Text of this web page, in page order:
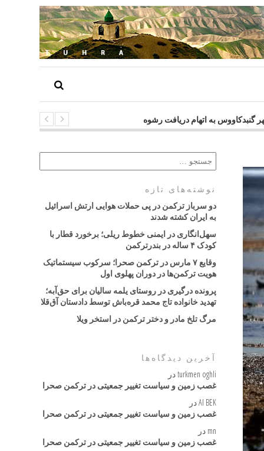
گنبدکاووس به اتهام دریافت رشوه
نوشته‌های تازه
دو سرباز ترکمن در پی حملات هوایی ارتش اسرائیل
به ایران کشته شدند
سهل‌انگاری در ایمنی خطوط ریلی؛ برخورد قطار با
کودک ۴ ساله در بندرترکمن
وقایع ۷ مارس در ترکمن صحرا؛ سرکوب سیستماتیک
هویت ترکمن‌ها در دوران پهلوی اول
پرونده درگیری در روستای یلمه سالیان برای حق‌آبه؛
تهدید خانواده تاج محمد قره‌باش توسط دادستان آق‌قلا
مرگ تلخ مادر و دختر ترکمن در استخر ویلا
آخرین دیدگاه‌ها
turkmen oghliدر
غصب زمین و سیاست تغییر جمعیتی در ترکمن صحرا
AI BEKدر
غصب زمین و سیاست تغییر جمعیتی در ترکمن صحرا
mn در
غصب زمین و سیاست تغییر جمعیتی در ترکمن صحرا